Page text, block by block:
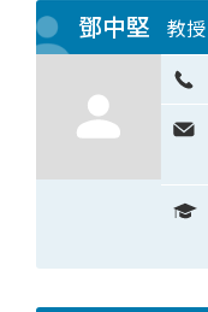
鄧中堅 教授